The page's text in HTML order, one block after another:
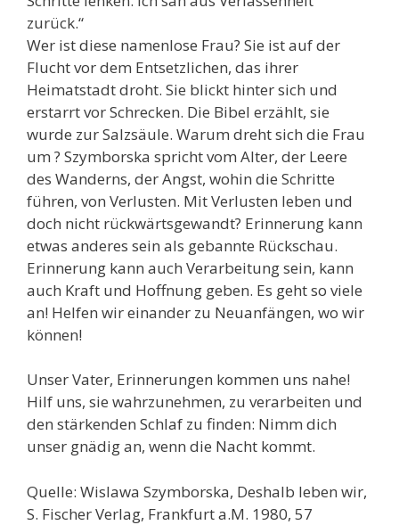
zurück.“
Wer ist diese namenlose Frau? Sie ist auf der
Flucht vor dem Entsetzlichen, das ihrer
Heimatstadt droht. Sie blickt hinter sich und
erstarrt vor Schrecken. Die Bibel erzählt, sie
wurde zur Salzsäule. Warum dreht sich die Frau
um ? Szymborska spricht vom Alter, der Leere
des Wanderns, der Angst, wohin die Schritte
führen, von Verlusten. Mit Verlusten leben und
doch nicht rückwärtsgewandt? Erinnerung kann
etwas anderes sein als gebannte Rückschau.
Erinnerung kann auch Verarbeitung sein, kann
auch Kraft und Hoffnung geben. Es geht so viele
an! Helfen wir einander zu Neuanfängen, wo wir
können!
Unser Vater, Erinnerungen kommen uns nahe!
Hilf uns, sie wahrzunehmen, zu verarbeiten und
den stärkenden Schlaf zu finden: Nimm dich
unser gnädig an, wenn die Nacht kommt.
Quelle: Wislawa Szymborska, Deshalb leben wir,
S. Fischer Verlag, Frankfurt a.M. 1980, 57